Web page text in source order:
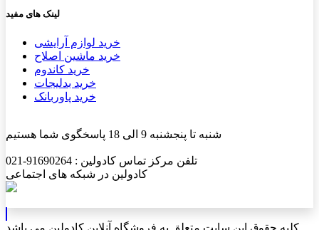
لینک های مفید
خرید لوازم آرایشی
خرید ماشین اصلاح
خرید کاندوم
خرید بدلیجات
خرید پاوربانک
شنبه تا پنجشنبه 9 الی 18 پاسخگوی شما هستیم
تلفن مرکز تماس کادولین : 91690264-021
کادولین در شبکه های اجتماعی